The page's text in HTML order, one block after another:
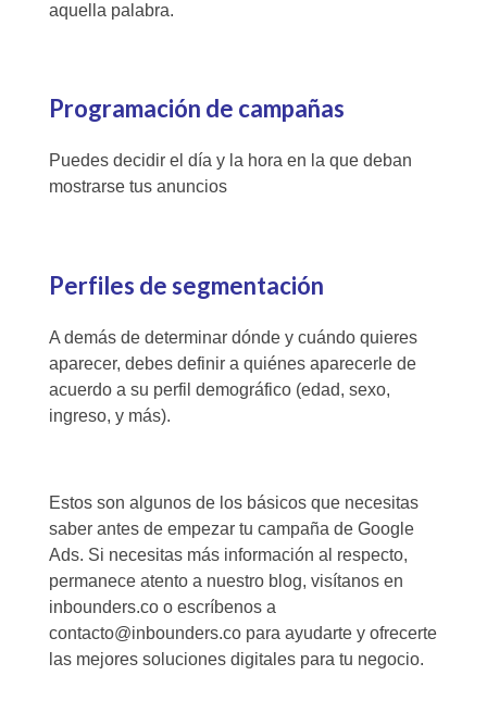
aquella palabra.
Programación de campañas
Puedes decidir el día y la hora en la que deban
mostrarse tus anuncios
Perfiles de segmentación
A demás de determinar dónde y cuándo quieres
aparecer, debes definir a quiénes aparecerle de
acuerdo a su perfil demográfico (edad, sexo,
ingreso, y más).
Estos son algunos de los básicos que necesitas
saber antes de empezar tu campaña de Google
Ads. Si necesitas más información al respecto,
permanece atento a nuestro blog, visítanos en
inbounders.co o escríbenos a
contacto@inbounders.co para ayudarte y ofrecerte
las mejores soluciones digitales para tu negocio.